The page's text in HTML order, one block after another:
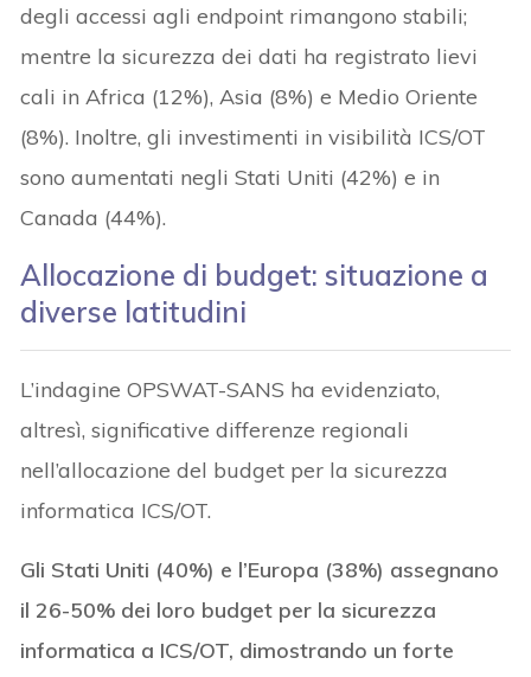
degli accessi agli endpoint rimangono stabili;
mentre la sicurezza dei dati ha registrato lievi
cali in Africa (12%), Asia (8%) e Medio Oriente
(8%). Inoltre, gli investimenti in visibilità ICS/OT
sono aumentati negli Stati Uniti (42%) e in
Canada (44%).
Allocazione di budget: situazione a
diverse latitudini
L’indagine OPSWAT-SANS ha evidenziato,
altresì, significative differenze regionali
nell’allocazione del budget per la sicurezza
informatica ICS/OT.
Gli Stati Uniti (40%) e l’Europa (38%) assegnano
il 26-50% dei loro budget per la sicurezza
informatica a ICS/OT, dimostrando un forte